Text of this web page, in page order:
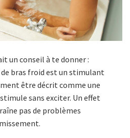
un conseil à te donner :
de bras froid est un stimulant
être décrit comme une
sans exciter. Un effet
pas de problèmes